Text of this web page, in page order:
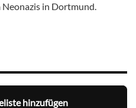
Neonazis in Dortmund.
hinzufügen